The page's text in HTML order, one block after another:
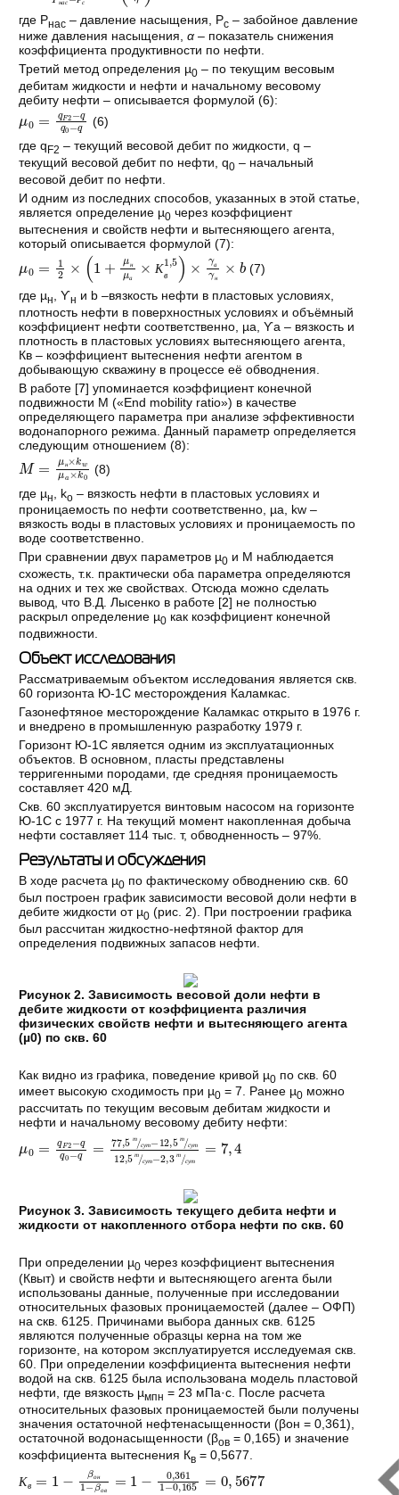
где Рнас – давление насыщения, Рс – забойное давление
ниже давления насыщения,α – показатель снижения
коэффициента продуктивности по нефти.
Третий метод определения µ0 – по текущим весовым
дебитам жидкости и нефти и начальному весовому
дебиту нефти – описывается формулой (6):
F2-
(6)
где q F2 – текущий весовой дебит по жидкости, q –
текущий весовой дебит по нефти, q0 – начальный
весовой дебит по нефти.
И одним из последних способов, указанных в этой статье,
является определение µ0 через коэффициент
вытеснения и свойств нефти и вытесняющего агента,
который описывается формулой (7):
н а
2× +μ μ а× 1,5)× γн
(7)
где µн , ϒн и b –вязкость нефти в пластовых условиях,
плотность нефти в поверхностных условиях и объёмный
коэффициент нефти соответственно, µа, ϒа – вязкость и
плотность в пластовых условиях вытесняющего агента,
Кв – коэффициент вытеснения нефти агентом в
добывающую скважину в процессе её обводнения.
В работе [7] упоминается коэффициент конечной
подвижности М («End mobility ratio») в качестве
определяющего параметра при анализе эффективности
водонапорного режима. Данный параметр определяется
следующим отношением (8):
M= ×kwμ (8)
где µн , ko – вязкость нефти в пластовых условиях и
проницаемость по нефти соответственно, µа, kw –
вязкость воды в пластовых условиях и проницаемость по
воде соответственно.
При сравнении двух параметров µ0 и М наблюдается
схожесть, т.к. практически оба параметра определяются
на одних и тех же свойствах. Отсюда можно сделать
вывод, что В.Д. Лысенко в работе [2] не полностью
раскрыл определение µ0 как коэффициент конечной
подвижности.
Объект исследования
Рассматриваемым объектом исследования является скв.
60 горизонта Ю-1С месторождения Каламкас.
Газонефтяное месторождение Каламкас открыто в 1976 г.
и внедрено в промышленную разработку 1979 г.
Горизонт Ю-1С является одним из эксплуатационных
объектов. В основном, пласты представлены
терригенными породами, где средняя проницаемость
составляет 420 мД.
Скв. 60 эксплуатируется винтовым насосом на горизонте
Ю-1С с 1977 г. На текущий момент накопленная добыча
нефти составляет 114 тыс. т, обводненность – 97%.
Результаты и обсуждения
В ходе расчета µ0 по фактическому обводнению скв. 60
был построен график зависимости весовой доли нефти в
дебите жидкости от µ0 (рис. 2). При построении графика
был рассчитан жидкостно-нефтяной фактор для
определения подвижных запасов нефти.
Рисунок 2. Зависимость весовой доли нефти в
дебите жидкости от коэффициента различия
физических свойств нефти и вытесняющего агента
(µ0) по скв. 60
Как видно из графика, поведение кривой µ0 по скв. 60
имеет высокую сходимость при µ0 = 7. Ранее µ0 можно
рассчитать по текущим весовым дебитам жидкости и
нефти и начальному весовому дебиту нефти:
т
су т
т
сут
F2-qq
5 тсу 12,5 тсут12,5 ут 2
Рисунок 3. Зависимость текущего дебита нефти и
жидкости от накопленного отбора нефти по скв. 60
При определении µ0 через коэффициент вытеснения
(Квыт) и свойств нефти и вытесняющего агента были
использованы данные, полученные при исследовании
относительных фазовых проницаемостей (далее – ОФП)
на скв. 6125. Причинами выбора данных скв. 6125
являются полученные образцы керна на том же
горизонте, на котором эксплуатируется исследуемая скв.
60. При определении коэффициента вытеснения нефти
водой на скв. 6125 была использована модель пластовой
нефти, где вязкость µмпн = 23 мПа·с. После расчета
относительных фазовых проницаемостей были получены
значения остаточной нефтенасыщенности (βон = 0,361),
остаточной водонасыщенности (βов = 0,165) и значение
коэффициента вытеснения Кв = 0,5677.
о в
- 1-β 1 3611-
165= 5677